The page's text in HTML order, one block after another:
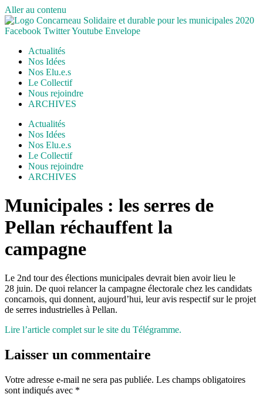
Aller au contenu
Facebook TwitterYoutube Envelope
Actualités
Nos Idées
Nos Elu.e.s
Le Collectif
Nous rejoindre
ARCHIVES
Actualités
Nos Idées
Nos Elu.e.s
Le Collectif
Nous rejoindre
ARCHIVES
Municipales : les serres de
Pellan réchauffent la
campagne
Le 2nd tour des élections municipales devrait bien avoir lieu le
28 juin. De quoi relancer la campagne électorale chez les candidats
concarnois, qui donnent, aujourd’hui, leur avis respectif sur le projet
de serres industrielles à Pellan.
Lire l’article complet sur le site du Télégramme.
Laisser un commentaire
Votre adresse e-mail ne sera pas publiée. Les champs obligatoires
sont indiqués avec *